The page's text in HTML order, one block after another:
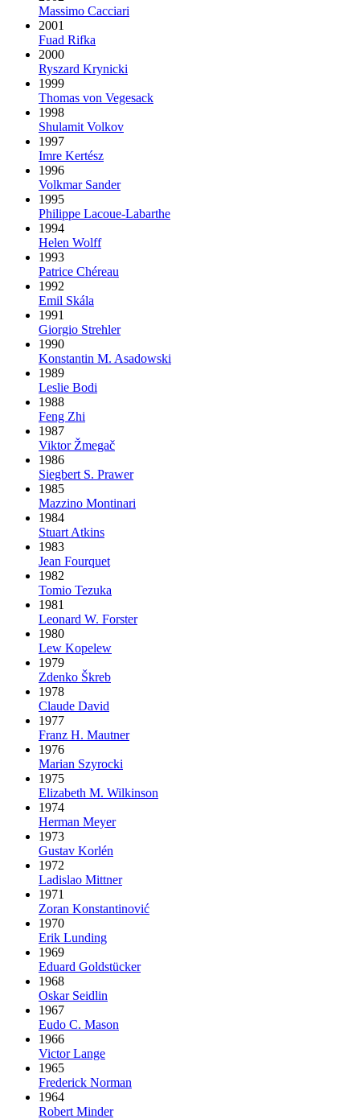
Massimo Cacciari
2001
Fuad Rifka
2000
Ryszard Krynicki
1999
Thomas von Vegesack
1998
Shulamit Volkov
1997
Imre Kertész
1996
Volkmar Sander
1995
Philippe Lacoue-Labarthe
1994
Helen Wolff
1993
Patrice Chéreau
1992
Emil Skála
1991
Giorgio Strehler
1990
Konstantin M. Asadowski
1989
Leslie Bodi
1988
Feng Zhi
1987
Viktor Žmegač
1986
Siegbert S. Prawer
1985
Mazzino Montinari
1984
Stuart Atkins
1983
Jean Fourquet
1982
Tomio Tezuka
1981
Leonard W. Forster
1980
Lew Kopelew
1979
Zdenko Škreb
1978
Claude David
1977
Franz H. Mautner
1976
Marian Szyrocki
1975
Elizabeth M. Wilkinson
1974
Herman Meyer
1973
Gustav Korlén
1972
Ladislao Mittner
1971
Zoran Konstantinović
1970
Erik Lunding
1969
Eduard Goldstücker
1968
Oskar Seidlin
1967
Eudo C. Mason
1966
Victor Lange
1965
Frederick Norman
1964
Robert Minder